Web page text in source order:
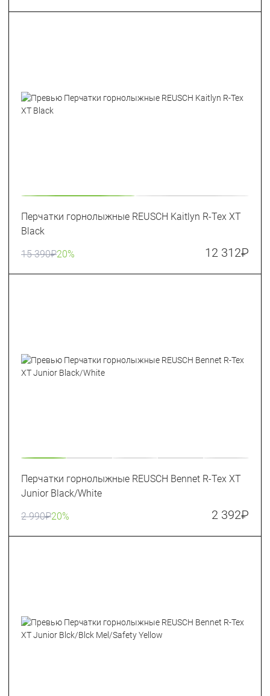
Перчатки горнолыжные REUSCH Kaitlyn R-Tex XT
Black
15 390₽20% 12 312₽
Перчатки горнолыжные REUSCH Bennet R-Tex XT
Junior Black/White
2 990₽20% 2 392₽